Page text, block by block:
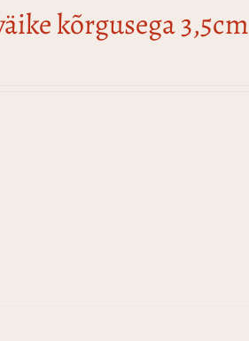
kõrgusega 3,5cm